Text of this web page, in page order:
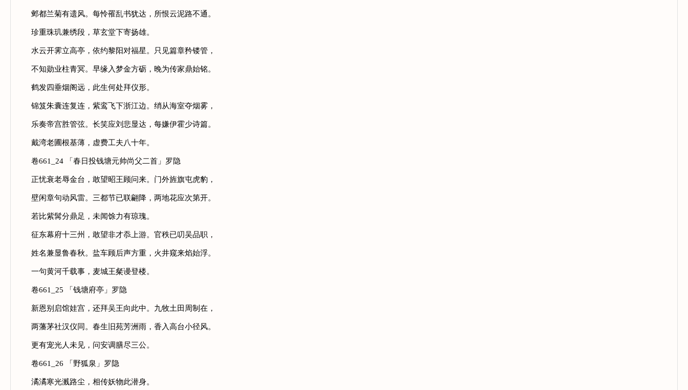
邺都兰菊有遗风。每怜罹乱书犹达，所恨云泥路不通。
珍重珠玑兼绣段，草玄堂下寄扬雄。
水云开霁立高亭，依约黎阳对福星。只见篇章矜镂管，
不知勋业柱青冥。早缘入梦金方砺，晚为传家鼎始铭。
鹤发四垂烟阁远，此生何处拜仪形。
锦笈朱囊连复连，紫鸾飞下浙江边。绡从海室夺烟雾，
乐奏帝宫胜管弦。长笑应刘悲显达，每嫌伊霍少诗篇。
戴湾老圃根基薄，虚费工夫八十年。
卷661_24 「春日投钱塘元帅尚父二首」罗隐
正忧衰老辱金台，敢望昭王顾问来。门外旌旗屯虎豹，
壁闲章句动风雷。三都节已联翩降，两地花应次第开。
若比紫髯分鼎足，未闻馀力有琼瑰。
征东幕府十三州，敢望非才忝上游。官秩已叨吴品职，
姓名兼显鲁春秋。盐车顾后声方重，火井窥来焰始浮。
一句黄河千载事，麦城王粲谩登楼。
卷661_25 「钱塘府亭」罗隐
新恩别启馆娃宫，还拜吴王向此中。九牧土田周制在，
两藩茅社汉仪同。春生旧苑芳洲雨，香入高台小径风。
更有宠光人未见，问安调膳尽三公。
卷661_26 「野狐泉」罗隐
潏潏寒光溅路尘，相传妖物此潜身。